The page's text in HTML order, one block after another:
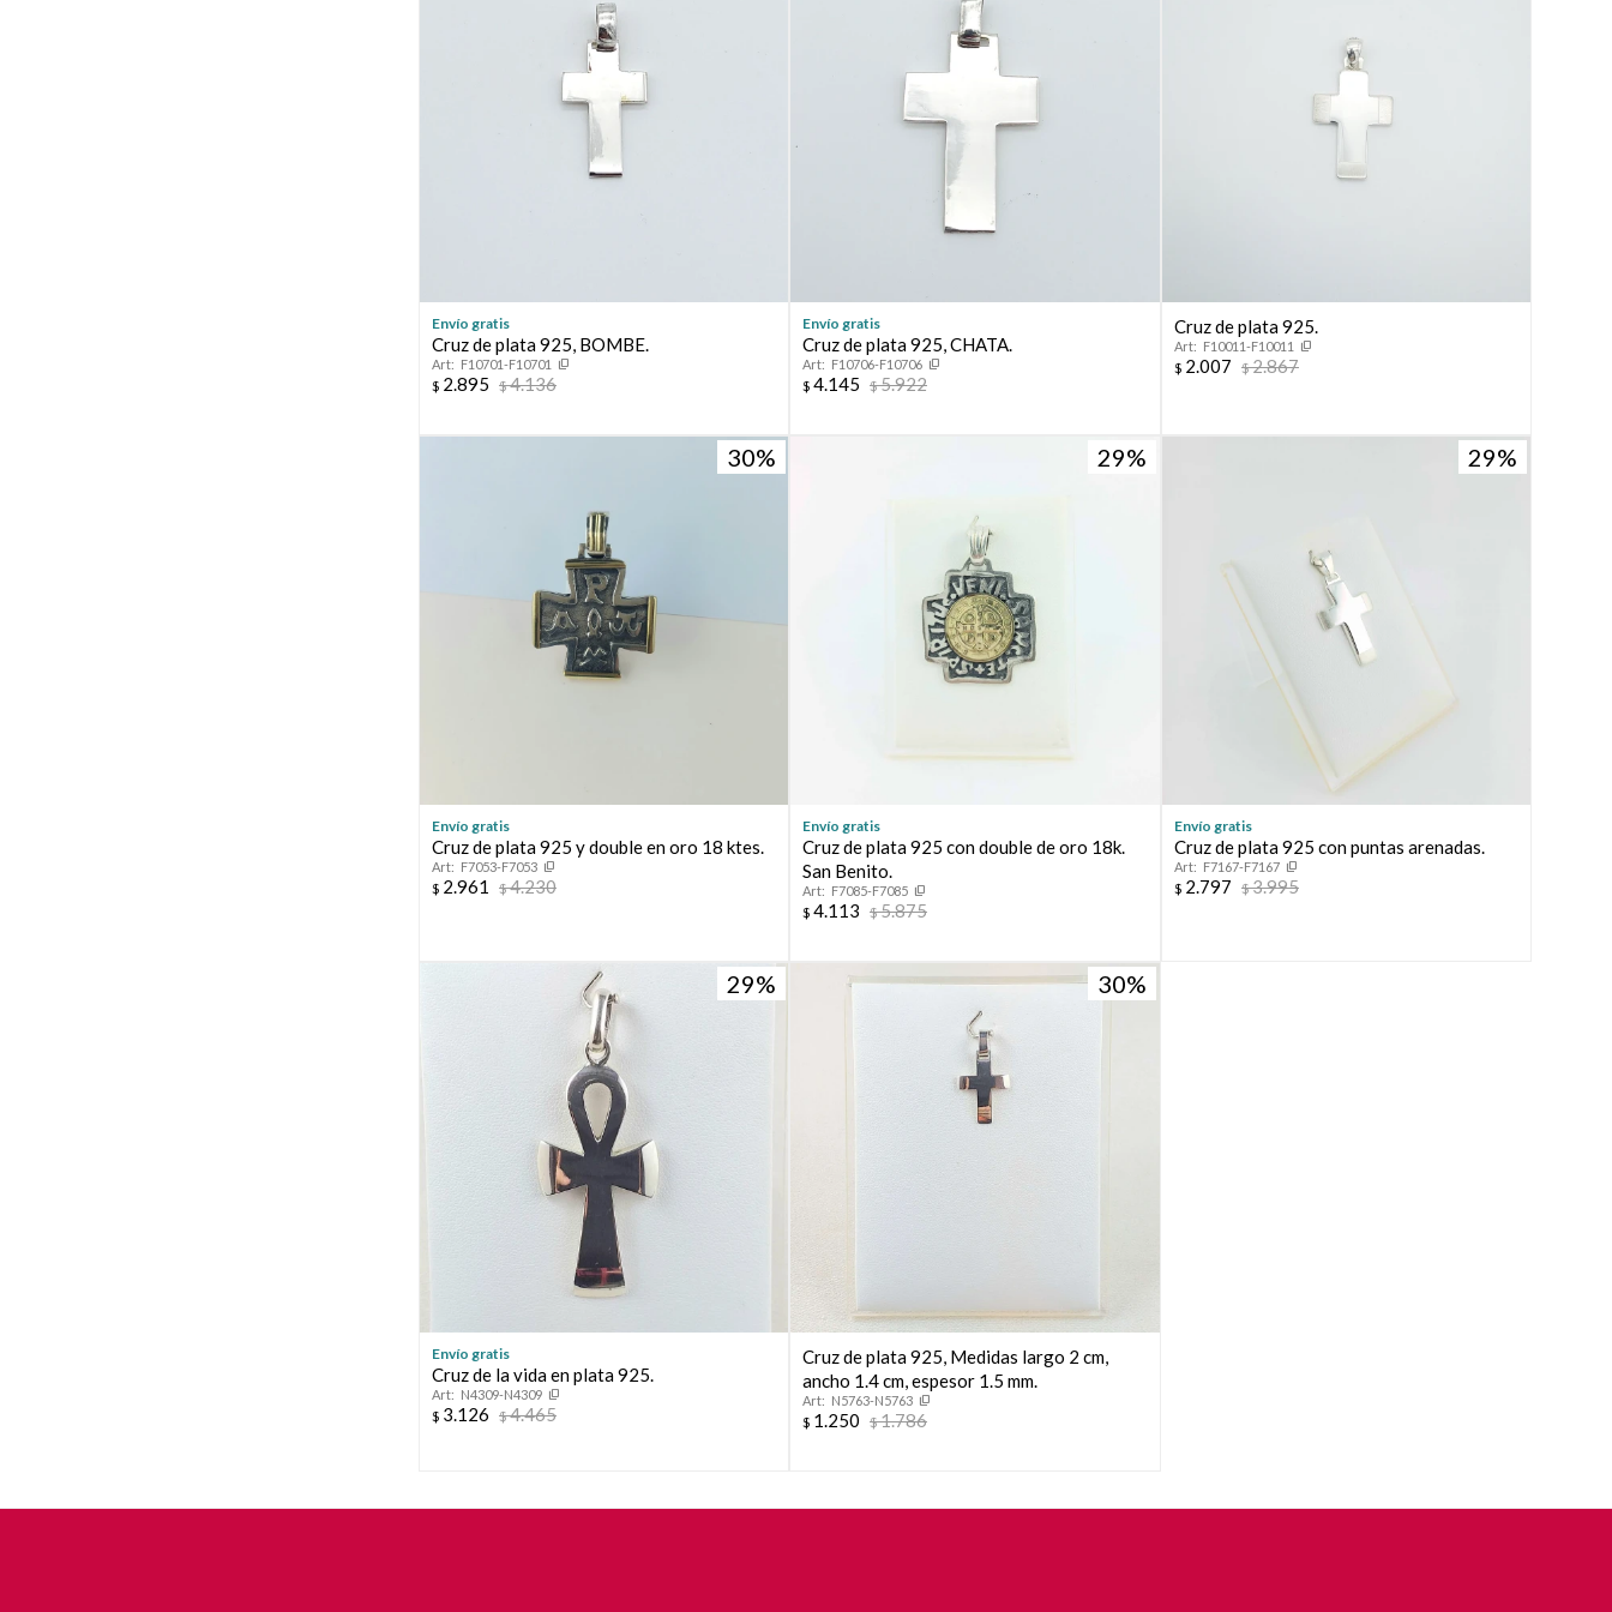
Envío gratis
Cruz de plata 925, BOMBE.
F10701-F10701
$ 2.895 $4.136
Envío gratis
Cruz de plata 925, CHATA.
F10706-F10706
$ 4.145 $5.922
Cruz de plata 925.
F10011-F10011
$ 2.007 $2.867
30
Envío gratis
Cruz de plata 925 y double en oro 18 ktes.
F7053-F7053
$ 2.961 $4.230
29
Envío gratis
Cruz de plata 925 con double de oro 18k.
San Benito.
F7085-F7085
$ 4.113 $5.875
29
Envío gratis
Cruz de plata 925 con puntas arenadas.
F7167-F7167
$ 2.797 $3.995
29
Envío gratis
Cruz de la vida en plata 925.
N4309-N4309
$ 3.126 $4.465
30
Cruz de plata 925, Medidas largo 2 cm,
ancho 1.4 cm, espesor 1.5 mm.
N5763-N5763
$ 1.250 $1.786